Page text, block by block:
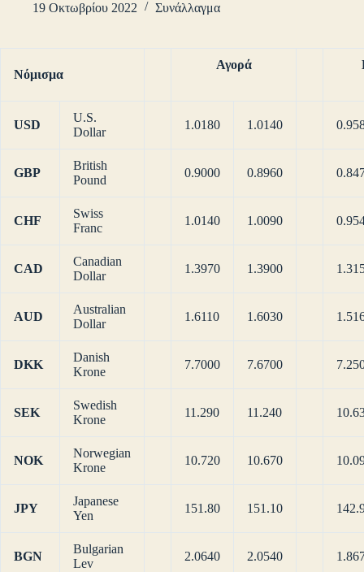
19 Οκτωβρίου 2022
Συνάλλαγμα
Νόμισμα
Αγορά
USD
U.S.
Dollar
1.0180 1.0140
GBP
British
Pound
0.9000 0.8960
CHF
Swiss
Franc
1.0140 1.0090
CAD
Canadian
Dollar
1.3970 1.3900
AUD
Australian
Dollar
1.6110 1.6030
DKK
Danish
Krone
7.7000 7.6700
SEK
Swedish
Krone
11.290 11.240
NOK
Norwegian
Krone
10.720 10.670
JPY
Japanese
Yen
151.80 151.10
BGN
Bulgarian
Lev
2.0640 2.0540